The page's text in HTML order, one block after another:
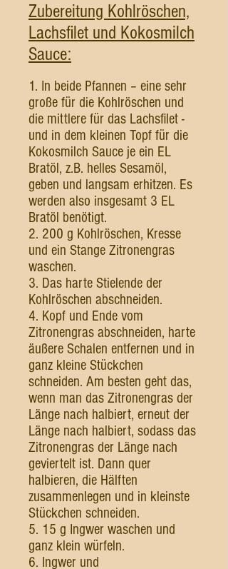
Zubereitung Kohlröschen,
Lachsfilet und Kokosmilch
Sauce:
1. In beide Pfannen – eine sehr
große für die Kohlröschen und
die mittlere für das Lachsfilet -
und in dem kleinen Topf für die
Kokosmilch Sauce je ein EL
Bratöl, z.B. helles Sesamöl,
geben und langsam erhitzen. Es
werden also insgesamt 3 EL
Bratöl benötigt.
2. 200 g Kohlröschen, Kresse
und ein Stange Zitronengras
waschen.
3. Das harte Stielende der
Kohlröschen abschneiden.
4. Kopf und Ende vom
Zitronengras abschneiden, harte
äußere Schalen entfernen und in
ganz kleine Stückchen
schneiden. Am besten geht das,
wenn man das Zitronengras der
Länge nach halbiert, erneut der
Länge nach halbiert, sodass das
Zitronengras der Länge nach
geviertelt ist. Dann quer
halbieren, die Hälften
zusammenlegen und in kleinste
Stückchen schneiden.
5. 15 g Ingwer waschen und
ganz klein würfeln.
6. Ingwer und